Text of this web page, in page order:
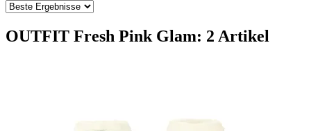
OUTFIT Fresh Pink Glam: 2 Artikel